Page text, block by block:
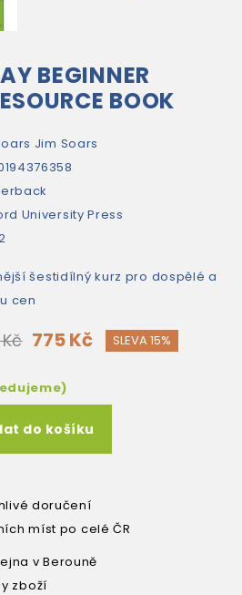
BEGINNER
BOOK
Jim Soars
University Press
šestidílný kurz pro dospělé a
cen
775 Kč SLEVA 15%
do košíku
doručení
míst po celé ČR
v Berouně
zboží